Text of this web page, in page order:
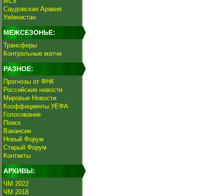
Саудовская Аравия
Узбекистан
МЕЖСЕЗОНЬЕ:
Трансферы
Контрольные матчи
РАЗНОЕ:
Прогнозы от ФНК
Российские новости
Мировые Новости
Коэффициенты УЕФА
Голосование
Поиск
Вакансии
Новый Форум
Старый Форум
Контакты
АРХИВЫ:
ЧМ 2022
ЧМ 2018